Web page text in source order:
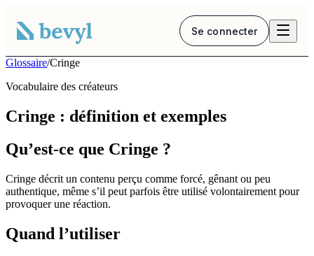
Se connecter
Glossaire/Cringe
Vocabulaire des créateurs
Cringe : définition et exemples
Qu’est-ce que Cringe ?
Cringe décrit un contenu perçu comme forcé, gênant ou peu
authentique, même s’il peut parfois être utilisé volontairement pour
provoquer une réaction.
Quand l’utiliser